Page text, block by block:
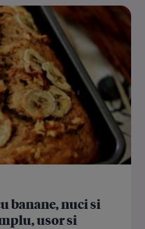
banane, nuci si
usor si